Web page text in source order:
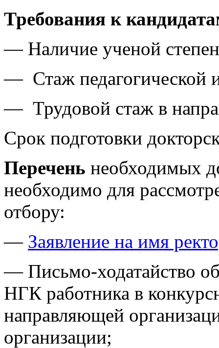
Требования к
— Наличие ученой
— Стаж педагогической
— Трудовой стаж в
Срок подготовки
Перечень необходимых
необходимо для
отбору:
— Заявление на имя
— Письмо-ходатайство
НГК работника в
направляющей
организации;